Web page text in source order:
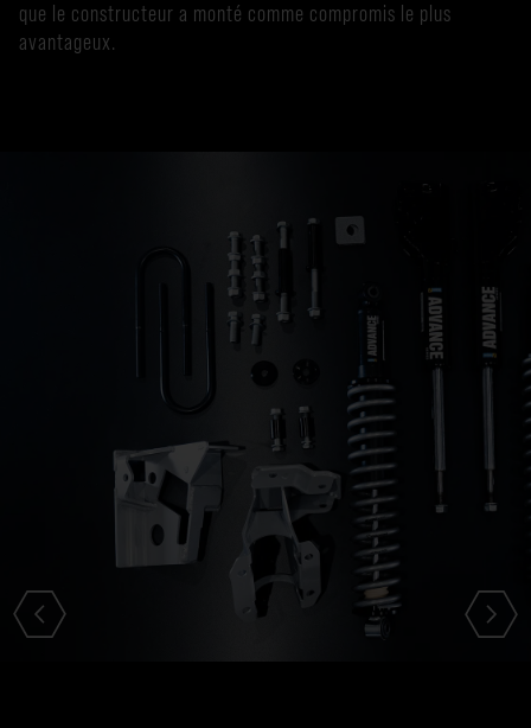
que le constructeur a monté comme compromis le plus
avantageux.